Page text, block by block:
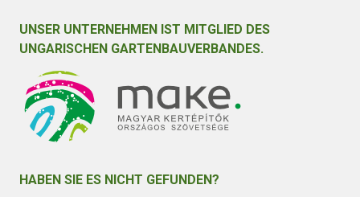
UNSER UNTERNEHMEN IST MITGLIED DES
UNGARISCHEN GARTENBAUVERBANDES.
HABEN SIE ES NICHT GEFUNDEN?